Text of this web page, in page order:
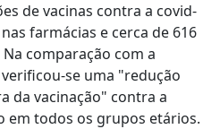
de vacinas contra a covid-
farmácias e cerca de 616
comparação com a
se uma "redução
da vacinação" contra a
em todos os grupos etários.